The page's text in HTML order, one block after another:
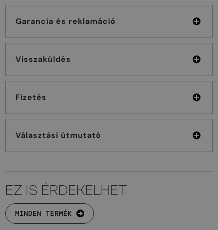
Garancia és reklamáció
Visszaküldés
Fizetés
Választási útmutató
EZ IS ÉRDEKELHET
MINDEN TERMÉK